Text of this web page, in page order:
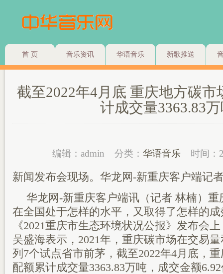
首 页 音乐资讯 华语音乐 新歌推送
截至2022年4月底 重庆地方碳市
计成交量3363.83
编辑：admin 分类： 华语音乐 时间：
新闻发布会现场。华龙网-新重庆客户端记
华龙网-新重庆客户端讯（记者 林楠）
在全国处于怎样的水平，又取得了怎样的
《2021重庆市生态环境状况公报》发布会
吴盛海表示，2021年，重庆碳市场在交易
列7个试点省市前茅，截至2022年4月底，
配额累计成交量3363.83万吨，成交金额